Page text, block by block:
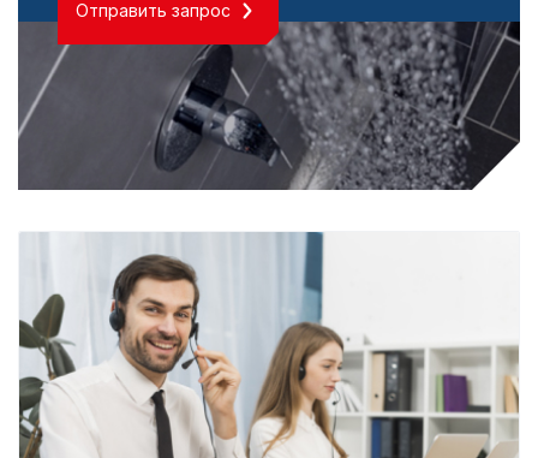
Отправить запрос